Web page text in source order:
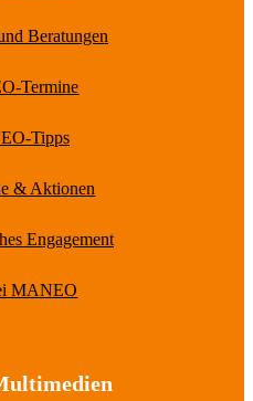
Beratungen
Termine
Tipps
& Aktionen
Engagement
MANEO